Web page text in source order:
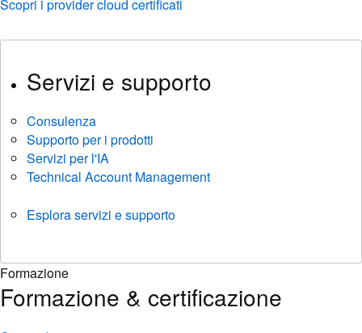
Scopri i provider cloud certificati
Servizi e supporto
Consulenza
Supporto per i prodotti
Servizi per l'IA
Technical Account Management
Esplora servizi e supporto
Formazione
Formazione & certificazione